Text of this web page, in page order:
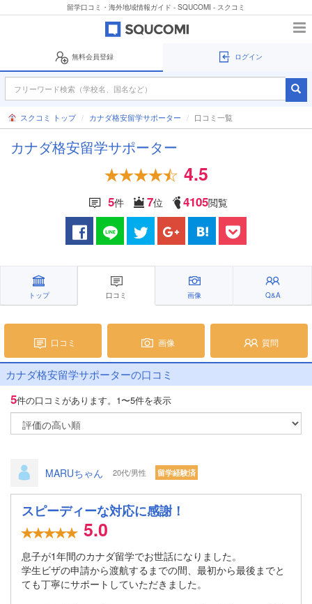
留学口コミ・海外地域情報ガイド - SQUCOMI - スクコミ
無料会員登録 ログイン
スクコミ トップ カナダ格安留学サポーター 口コミ一覧
カナダ格安留学サポーター
4.5
5件 7位 4105閲覧
トップ 口コミ 画像 Q&A
口コミ 画像 質問
カナダ格安留学サポーターの口コミ
5件の口コミがあります。 1〜5件を表示
MARUちゃん 20代/男性 留学経験済
スピーディーな対応に感謝！
5.0
息子が1年間のカナダ留学でお世話になりました。
学生ビザの申請から渡航するまでの間、最初から最後までと
ても丁寧にサポートしていただきました。